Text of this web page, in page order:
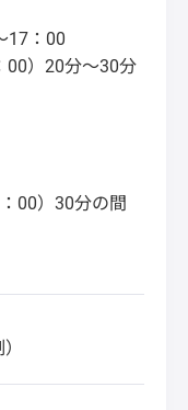
17：00
）20分～30分
00）30分の間